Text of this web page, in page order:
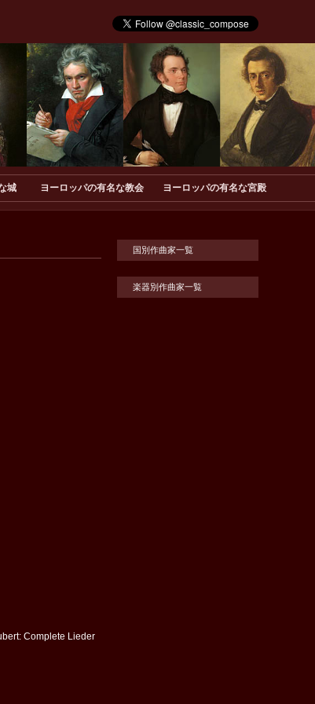
城 ヨーロッパの有名な教会 ヨーロッパの有名な宮殿
Complete Lieder
国別作曲家一覧
楽器別作曲家一覧